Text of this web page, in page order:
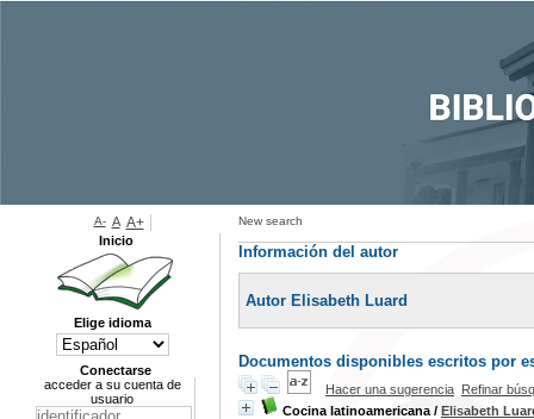
New search
Información del autor
Autor Elisabeth Luard
Documentos disponibles escritos por
Hacer una sugerencia Refinar
Cocina latinoamericana / Elisabeth
A- A A+
Inicio
Elige idioma
Conectarse
acceder a su cuenta de
usuario